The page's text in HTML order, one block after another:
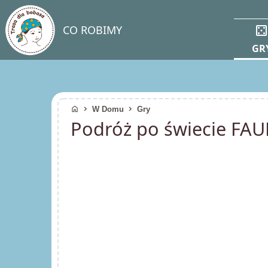
CO ROBIMY casino
home chevron_right W Domu chevron_right Gry
Podróż po świecie